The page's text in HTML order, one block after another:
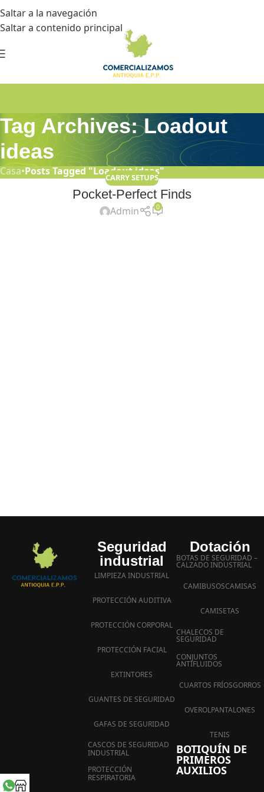
Saltar a la navegación
Saltar a contenido principal
Tag Archives: Loadout
ideas
Casa•Posts Tagged "Loadout ideas"
CARRY SETUPS
Pocket-Perfect Finds
Admin 0
Seguridad
industrial
LIMPIEZA INDUSTRIAL
PROTECCIÓN AUDITIVA
PROTECCIÓN CORPORAL
PROTECCIÓN FACIAL
EXTINTORES
GUANTES DE SEGURIDAD
GAFAS DE SEGURIDAD
CASCOS DE SEGURIDAD
INDUSTRIAL
PROTECCIÓN
RESPIRATORIA
Dotación
BOTAS DE SEGURIDAD –
CALZADO INDUSTRIAL
CAMIBUSOSCAMISAS
CAMISETAS
CHALECOS DE
SEGURIDAD
CONJUNTOS
ANTIFLUIDOS
CUARTOS FRÍOSGORROS
OVEROLPANTALONES
TENIS
BOTIQUÍN DE
PRIMEROS
AUXILIOS